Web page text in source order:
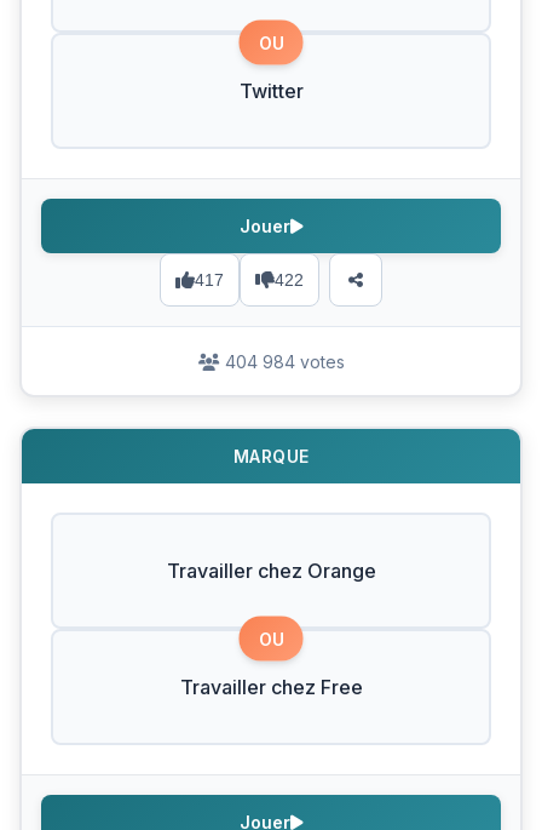
OU
Twitter
417 422
Jouer
404 984 votes
MARQUE
Travailler chez Orange
OU
Travailler chez Free
Jouer